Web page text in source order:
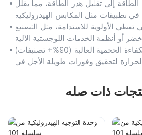
إلى تقليل هدر الطاقة، مما يقلل
تطبيقات مثل المكابس الهيدروليكية
وأنظمة مناولة المواد.
تعطي الأولوية للاستدامة، مثل التصنيع
اختر الوحدات ذات الكفاءة الحجمية العالية (90%+ تصنيفات)
لتحقيق وفورات طويلة الأجل في
ذات صله